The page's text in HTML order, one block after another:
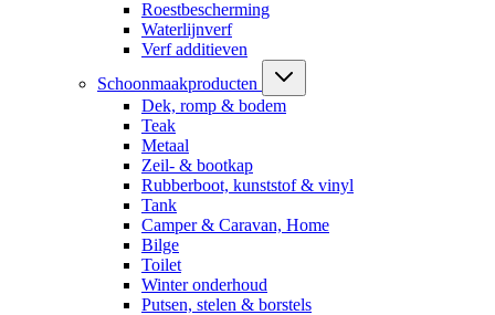
Roestbescherming
Waterlijnverf
Verf additieven
Schoonmaakproducten
Dek, romp & bodem
Teak
Metaal
Zeil- & bootkap
Rubberboot, kunststof & vinyl
Tank
Camper & Caravan, Home
Bilge
Toilet
Winter onderhoud
Putsen, stelen & borstels